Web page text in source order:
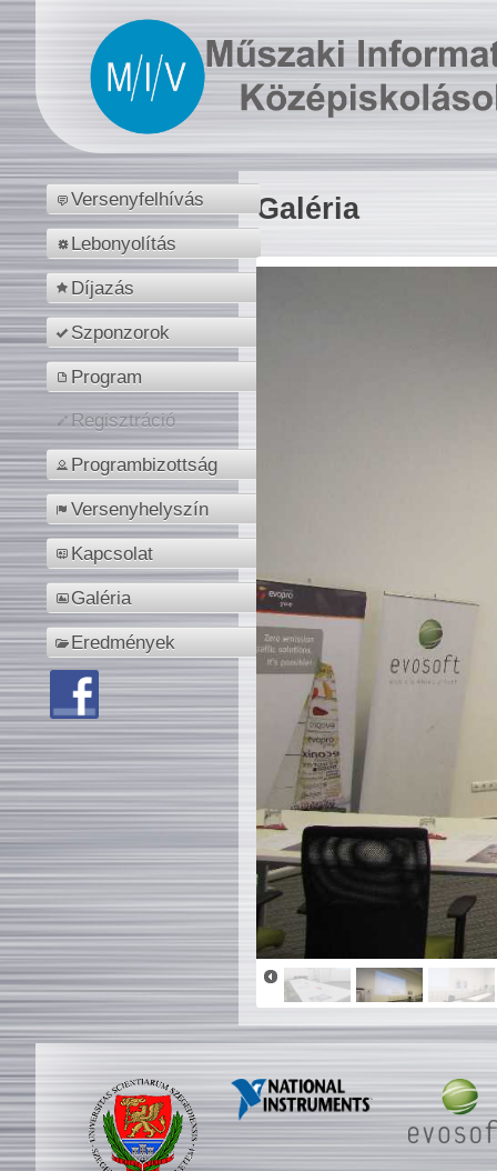
Versenyfelhívás
Lebonyolítás
Díjazás
Szponzorok
Program
Regisztráció
Programbizottság
Versenyhelyszín
Kapcsolat
Galéria
Eredmények
Galéria